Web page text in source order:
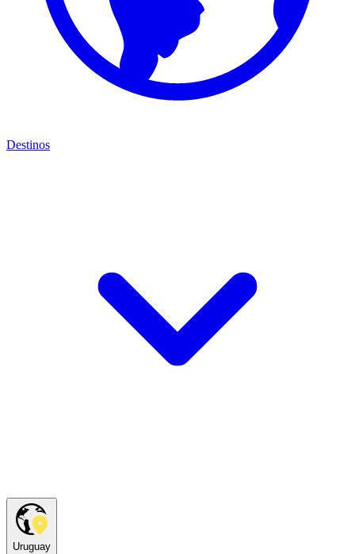
Destinos
Uruguay